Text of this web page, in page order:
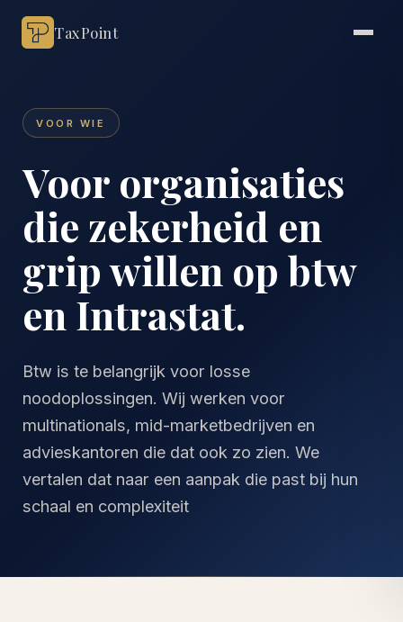
TaxPoint
VOOR WIE
Voor organisaties
die zekerheid en
grip willen op btw
en Intrastat.
Btw is te belangrijk voor losse
noodoplossingen. Wij werken voor
multinationals, mid-marketbedrijven en
advieskantoren die dat ook zo zien. We
vertalen dat naar een aanpak die past bij hun
schaal en complexiteit